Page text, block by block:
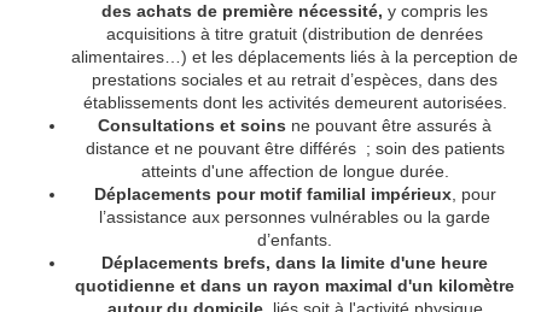
des achats de première nécessité, y compris les
acquisitions à titre gratuit (distribution de denrées
alimentaires…) et les déplacements liés à la perception de
prestations sociales et au retrait d’espèces, dans des
établissements dont les activités demeurent autorisées.
Consultations et soins ne pouvant être assurés à
distance et ne pouvant être différés ; soin des patients
atteints d'une affection de longue durée.
Déplacements pour motif familial impérieux, pour
l’assistance aux personnes vulnérables ou la garde
d’enfants.
Déplacements brefs, dans la limite d'une heure
quotidienne et dans un rayon maximal d'un kilomètre